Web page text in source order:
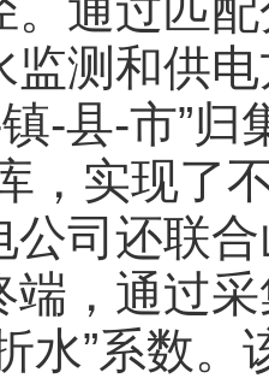
。通过匹
监测和供
-县-市”
，实现了
公司还联
端，通过
水”系数